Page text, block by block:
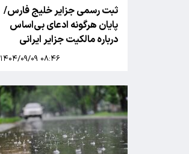
ثبت رسمی جزایر خلیج فارس/
پایان هرگونه ادعای بی‌اساس
درباره مالکیت جزایر ایرانی
۱۴۰۴/۰۹/۰۹ ۰۸:۴۶